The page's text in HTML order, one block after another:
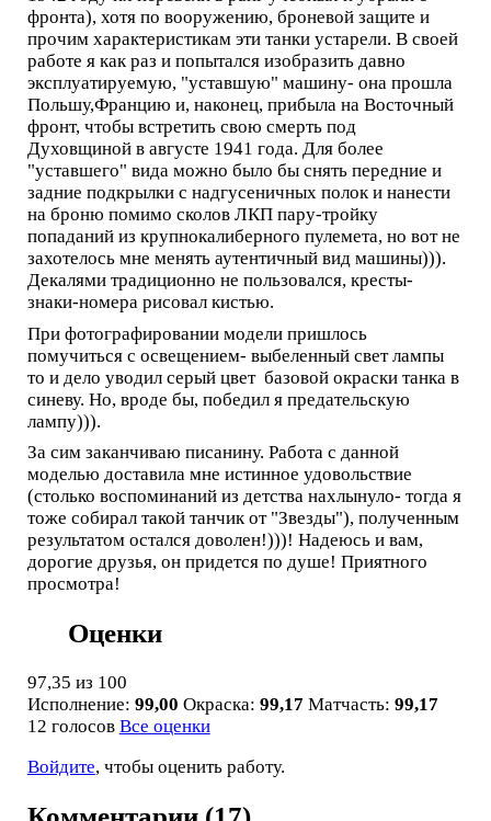
фронта), хотя по вооружению, броневой защите и
прочим характеристикам эти танки устарели. В своей
работе я как раз и попытался изобразить давно
эксплуатируемую, "уставшую" машину- она прошла
Польшу,Францию и, наконец, прибыла на Восточный
фронт, чтобы встретить свою смерть под
Духовщиной в августе 1941 года. Для более
"уставшего" вида можно было бы снять передние и
задние подкрылки с надгусеничных полок и нанести
на броню помимо сколов ЛКП пару-тройку
попаданий из крупнокалиберного пулемета, но вот не
захотелось мне менять аутентичный вид машины))).
Декалями традиционно не пользовался, кресты-
знаки-номера рисовал кистью.
При фотографировании модели пришлось
помучиться с освещением- выбеленный свет лампы
то и дело уводил серый цвет базовой окраски танка в
синеву. Но, вроде бы, победил я предательскую
лампу))).
За сим заканчиваю писанину. Работа с данной
моделью доставила мне истинное удовольствие
(столько воспоминаний из детства нахлынуло- тогда я
тоже собирал такой танчик от "Звезды"), полученным
результатом остался доволен!)))! Надеюсь и вам,
дорогие друзья, он придется по душе! Приятного
просмотра!
Оценки
97,35 из 100
Исполнение: 99,00 Окраска: 99,17 Матчасть: 99,17
12 голосов Все оценки
Войдите, чтобы оценить работу.